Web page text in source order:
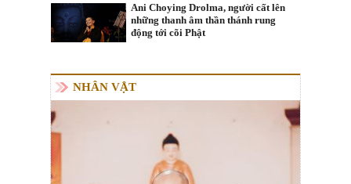
Ani Choying Drolma, người cất lên
những thanh âm thần thánh rung
động tới cõi Phật
NHÂN VẬT